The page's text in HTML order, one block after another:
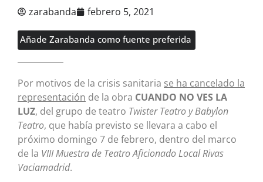
zarabanda febrero 5, 2021
Añade Zarabanda como fuente preferida
Por motivos de la crisis sanitaria se ha cancelado la
representación de la obra CUANDO NO VES LA
LUZ, del grupo de teatro Twister Teatro y Babylon
Teatro, que había previsto se llevara a cabo el
próximo domingo 7 de febrero, dentro del marco
de la VIII Muestra de Teatro Aficionado Local Rivas
Vaciamadrid.